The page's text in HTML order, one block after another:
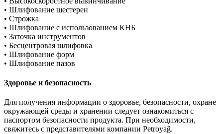
• Шлифование шестерен
• Строжка
• Шлифование c использованием КНБ
• Заточка инструментов
• Бесцентровая шлифовка
• Шлифование форм
• Шлифование пазов
Здоровье и безопасность
Для получения информации о здоровье, безопасности, охране
окружающей среды и хранении следует ознакомиться с
паспортом безопасности продукта. При необходимости,
свяжитесь с представителями компании Petroyağ.